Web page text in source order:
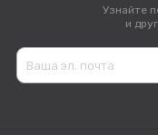
Узнайте
и